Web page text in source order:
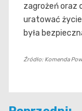
zagrożeń oraz
uratować
była
Źródło: Komenda